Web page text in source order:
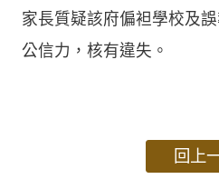
家長質疑該府偏袒學校及
公信力，核有違失。
回上